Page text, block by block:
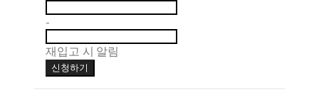
-
재입고 시 알림
신청하기